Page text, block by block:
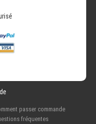
passer commande
fréquentes